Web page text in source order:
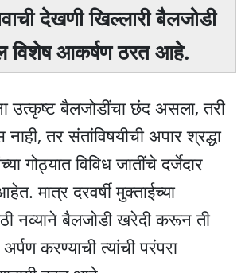
देखणी खिल्लारी बैलजोडी
विशेष आकर्षण ठरत आहे.
उत्कृष्ट बैलजोडींचा छंद असला, तरी
तर संतांविषयीची अपार श्रद्धा
गोठ्यात विविध जातींचे दर्जेदार
मात्र दरवर्षी मुक्ताईच्या
नव्याने बैलजोडी खरेदी करून ती
करण्याची त्यांची परंपरा